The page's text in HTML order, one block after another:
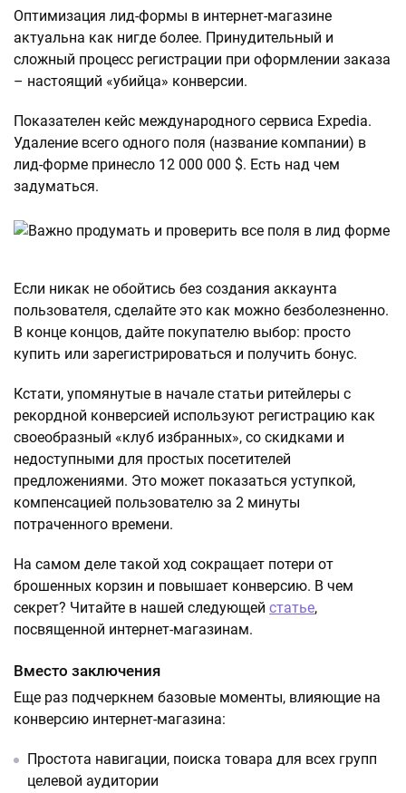
Оптимизация лид-формы в интернет-магазине
актуальна как нигде более. Принудительный и
сложный процесс регистрации при оформлении заказа
– настоящий «убийца» конверсии.
Показателен кейс международного сервиса Expedia.
Удаление всего одного поля (название компании) в
лид-форме принесло 12 000 000 $. Есть над чем
задуматься.
Если никак не обойтись без создания аккаунта
пользователя, сделайте это как можно безболезненно.
В конце концов, дайте покупателю выбор: просто
купить или зарегистрироваться и получить бонус.
Кстати, упомянутые в начале статьи ритейлеры с
рекордной конверсией используют регистрацию как
своеобразный «клуб избранных», со скидками и
недоступными для простых посетителей
предложениями. Это может показаться уступкой,
компенсацией пользователю за 2 минуты
потраченного времени.
На самом деле такой ход сокращает потери от
брошенных корзин и повышает конверсию. В чем
секрет? Читайте в нашей следующей статье,
посвященной интернет-магазинам.
Вместо заключения
Еще раз подчеркнем базовые моменты, влияющие на
конверсию интернет-магазина:
Простота навигации, поиска товара для всех групп
целевой аудитории